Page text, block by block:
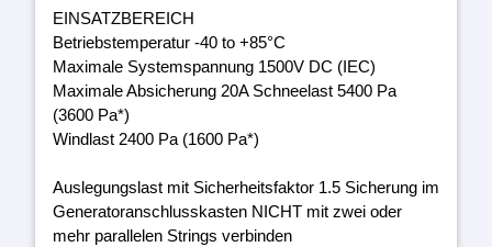
EINSATZBEREICH
Betriebstemperatur -40 to +85°C
Maximale Systemspannung 1500V DC (IEC)
Maximale Absicherung 20A Schneelast 5400 Pa
(3600 Pa*)
Windlast 2400 Pa (1600 Pa*)
Auslegungslast mit Sicherheitsfaktor 1.5 Sicherung im
Generatoranschlusskasten NICHT mit zwei oder
mehr parallelen Strings verbinden